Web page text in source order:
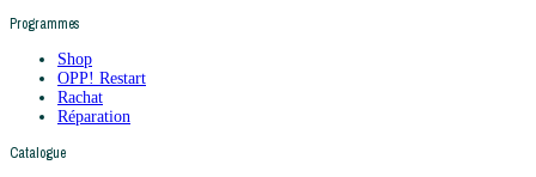
Programmes
Shop
OPP! Restart
Rachat
Réparation
Catalogue